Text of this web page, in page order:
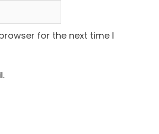
for the next time I